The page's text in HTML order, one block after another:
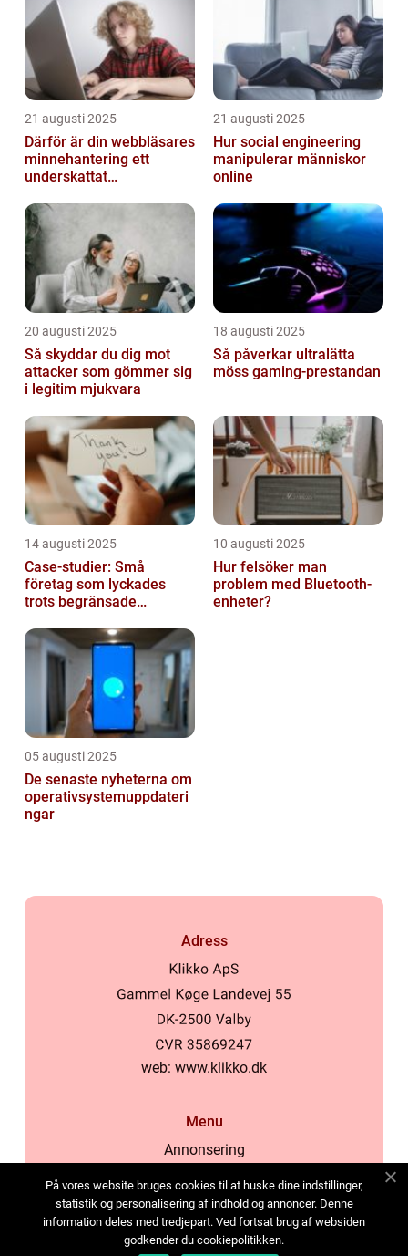
21 augusti 2025
Därför är din webbläsares
minnehantering ett
underskattat
21 augusti 2025
Hur social engineering
manipulerar människor
online
20 augusti 2025
Så skyddar du dig mot
attacker som gömmer sig
i legitim mjukvara
18 augusti 2025
Så påverkar ultralätta
möss gaming-prestandan
14 augusti 2025
Case-studier: Små
företag som lyckades
trots begränsade
10 augusti 2025
Hur felsöker man
problem med Bluetooth-
enheter?
05 augusti 2025
De senaste nyheterna om
operativsystemuppdateri
ngar
Adress
web: www.klikko.dk
Menu
Annonsering
Cookies
Kontakta oss
Sitemap
På vores website bruges cookies til at huske dine indstillinger,
statistik og personalisering af indhold og annoncer. Denne
information deles med tredjepart. Ved fortsat brug af websiden
godkender du cookiepolitikken.